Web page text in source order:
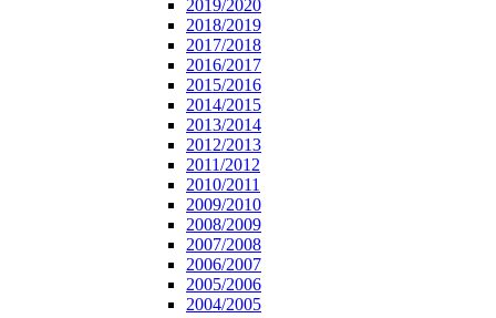
2019/2020
2018/2019
2017/2018
2016/2017
2015/2016
2014/2015
2013/2014
2012/2013
2011/2012
2010/2011
2009/2010
2008/2009
2007/2008
2006/2007
2005/2006
2004/2005